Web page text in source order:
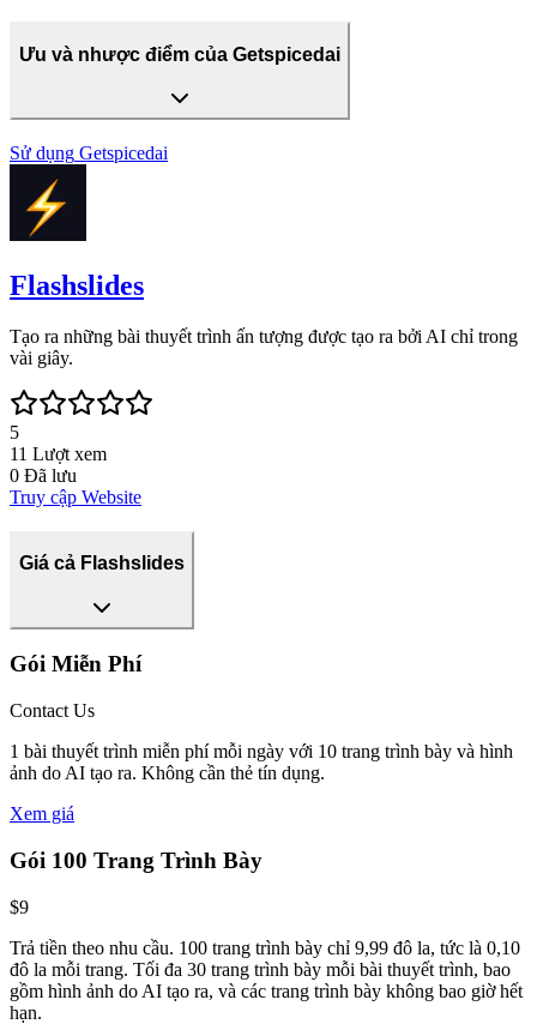
Ưu và nhược điểm của Getspicedai
Sử dụng Getspicedai
Flashslides
Tạo ra những bài thuyết trình ấn tượng được tạo ra bởi AI chỉ trong
vài giây.
5
11 Lượt xem
0 Đã lưu
Truy cập Website
Giá cả Flashslides
Gói Miễn Phí
Contact Us
1 bài thuyết trình miễn phí mỗi ngày với 10 trang trình bày và hình
ảnh do AI tạo ra. Không cần thẻ tín dụng.
Xem giá
Gói 100 Trang Trình Bày
$9
Trả tiền theo nhu cầu. 100 trang trình bày chỉ 9,99 đô la, tức là 0,10
đô la mỗi trang. Tối đa 30 trang trình bày mỗi bài thuyết trình, bao
gồm hình ảnh do AI tạo ra, và các trang trình bày không bao giờ hết
hạn.